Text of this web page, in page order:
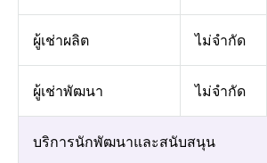
ผู้เช่าผลิต ไม่จำกัด
ผู้เช่าพัฒนา ไม่จำกัด
บริการนักพัฒนาและสนับสนุน